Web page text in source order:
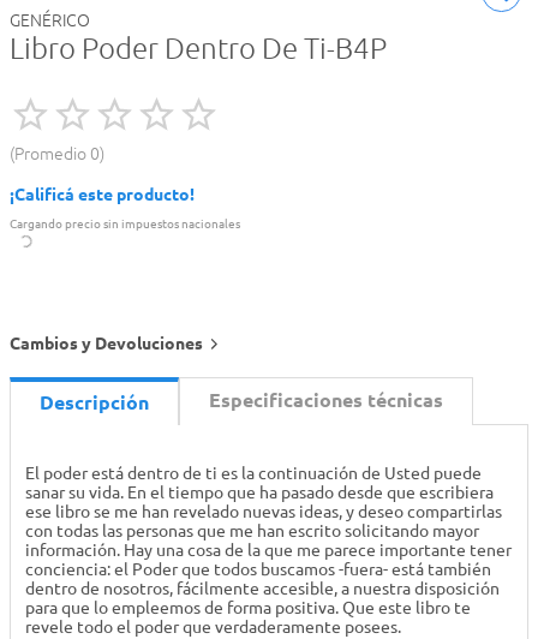
GENÉRICO
Libro Poder Dentro De Ti-B4P
Promedio 0
¡Calificá este producto!
Cargando precio sin impuestos nacionales
Cambios y Devoluciones
Descripción Especificaciones técnicas
El poder está dentro de ti es la continuación de Usted puede
sanar su vida. En el tiempo que ha pasado desde que escribiera
ese libro se me han revelado nuevas ideas, y deseo compartirlas
con todas las personas que me han escrito solicitando mayor
información. Hay una cosa de la que me parece importante tener
conciencia: el Poder que todos buscamos -fuera- está también
dentro de nosotros, fácilmente accesible, a nuestra disposición
para que lo empleemos de forma positiva. Que este libro te
revele todo el poder que verdaderamente posees.